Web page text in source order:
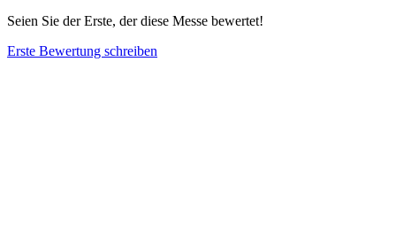
Seien Sie der Erste, der diese Messe bewertet!
Erste Bewertung schreiben